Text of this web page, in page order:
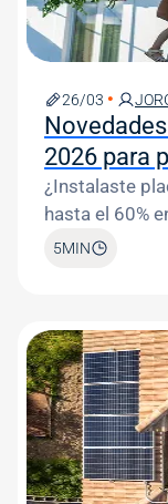
26/03
2026 para
¿Instalaste
hasta el 60%
5MIN
Image